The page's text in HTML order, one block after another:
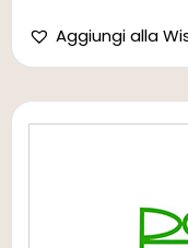
Aggiungi alla